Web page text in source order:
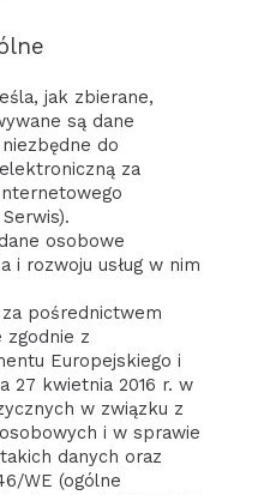
jak zbierane,
są dane
do
za
osobowe
i rozwoju usług w nim
pośrednictwem
zgodnie z
Europejskiego i
27 kwietnia 2016 r. w
w związku z
i w sprawie
danych oraz
WE (ogólne